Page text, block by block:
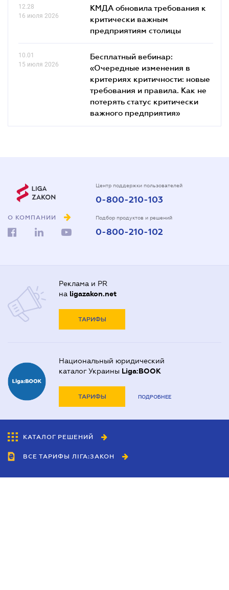
12.28
16 июля 2026
КМДА обновила требования к
критически важным
предприятиям столицы
10.01
15 июля 2026
Бесплатный вебинар:
«Очередные изменения в
критериях критичности: новые
требования и правила. Как не
потерять статус критически
важного предприятия»
О КОМПАНИИ
Центр поддержки пользователей
0-800-210-103
Подбор продуктов и решений
0-800-210-102
Реклама и PR
на ligazakon.net
ТАРИФЫ
Национальный юридический
каталог Украины Liga:BOOK
ТАРИФЫ ПОДРОБНЕЕ
КАТАЛОГ РЕШЕНИЙ
ВСЕ ТАРИФЫ ЛІГА:ЗАКОН